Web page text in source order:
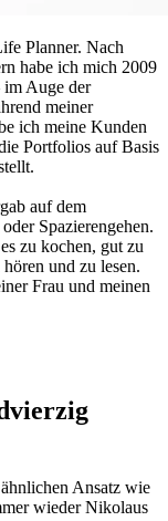
Planner. Nach
habe ich mich 2009
im Auge der
meiner
ich meine Kunden
Portfolios auf Basis
auf dem
Spazierengehen.
zu kochen, gut zu
und zu lesen.
Frau und meinen
Ansatz wie
wieder Nikolaus